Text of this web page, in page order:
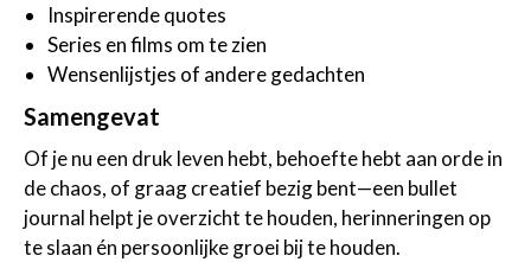
Inspirerende quotes
Series en films om te zien
Wensenlijstjes of andere gedachten
Samengevat
Of je nu een druk leven hebt, behoefte hebt aan orde in
de chaos, of graag creatief bezig bent—een bullet
journal helpt je overzicht te houden, herinneringen op
te slaan én persoonlijke groei bij te houden.